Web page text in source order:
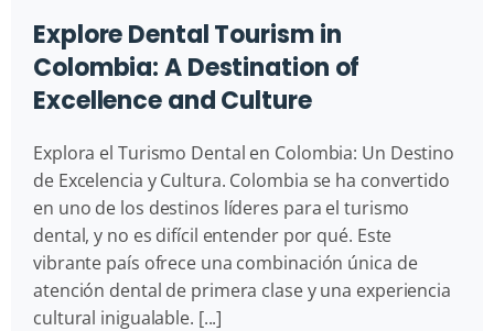
Explore Dental Tourism in
Colombia: A Destination of
Excellence and Culture
Explora el Turismo Dental en Colombia: Un Destino
de Excelencia y Cultura. Colombia se ha convertido
en uno de los destinos líderes para el turismo
dental, y no es difícil entender por qué. Este
vibrante país ofrece una combinación única de
atención dental de primera clase y una experiencia
cultural inigualable. [...]